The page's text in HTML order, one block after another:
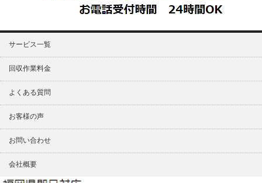
サービス一覧
回収作業料金
よくある質問
お客様の声
お問い合わせ
会社概要